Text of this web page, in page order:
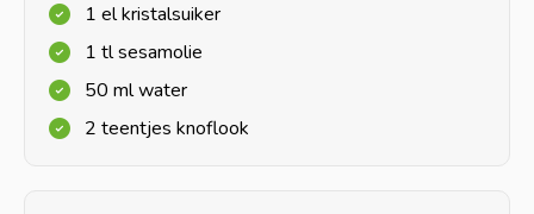
1 el kristalsuiker
1 tl sesamolie
50 ml water
2 teentjes knoflook